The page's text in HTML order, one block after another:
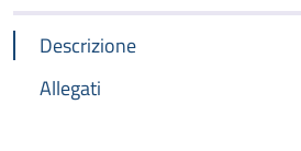
Descrizione
Allegati